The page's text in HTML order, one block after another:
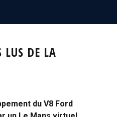
LUS DE LA
du V8 Ford